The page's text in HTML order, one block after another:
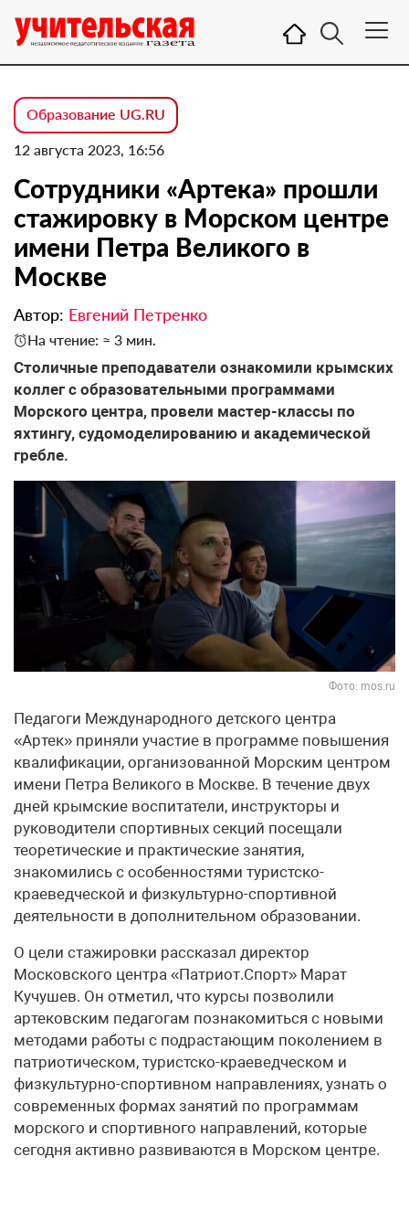
Образование UG.RU
12 августа 2023, 16:56
Сотрудники «Артека» прошли
стажировку в Морском центре
имени Петра Великого в
Москве
Автор: Евгений Петренко
На чтение: ≈ 3 мин.
Столичные преподаватели ознакомили крымских
коллег с образовательными программами
Морского центра, провели мастер-классы по
яхтингу, судомоделированию и академической
гребле.
Фото: mos.ru
Педагоги Международного детского центра
«Артек» приняли участие в программе повышения
квалификации, организованной Морским центром
имени Петра Великого в Москве. В течение двух
дней крымские воспитатели, инструкторы и
руководители спортивных секций посещали
теоретические и практические занятия,
знакомились с особенностями туристско-
краеведческой и физкультурно-спортивной
деятельности в дополнительном образовании.
О цели стажировки рассказал директор
Московского центра «Патриот.Спорт» Марат
Кучушев. Он отметил, что курсы позволили
артековским педагогам познакомиться с новыми
методами работы с подрастающим поколением в
патриотическом, туристско-краеведческом и
физкультурно-спортивном направлениях, узнать о
современных формах занятий по программам
морского и спортивного направлений, которые
сегодня активно развиваются в Морском центре.